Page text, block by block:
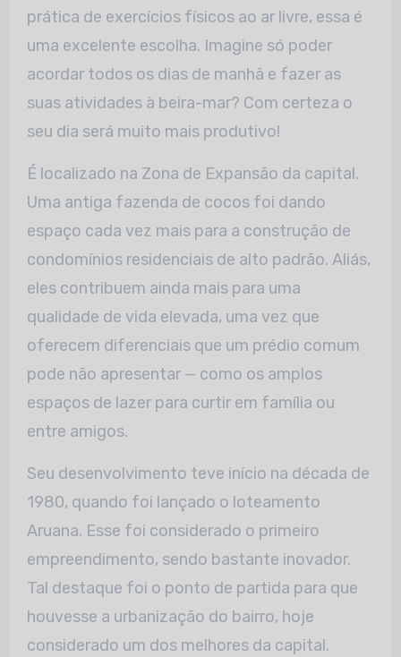
prática de exercícios físicos ao ar livre, essa é
uma excelente escolha. Imagine só poder
acordar todos os dias de manhã e fazer as
suas atividades à beira-mar? Com certeza o
seu dia será muito mais produtivo!
É localizado na Zona de Expansão da capital.
Uma antiga fazenda de cocos foi dando
espaço cada vez mais para a construção de
condomínios residenciais de alto padrão. Aliás,
eles contribuem ainda mais para uma
qualidade de vida elevada, uma vez que
oferecem diferenciais que um prédio comum
pode não apresentar — como os amplos
espaços de lazer para curtir em família ou
entre amigos.
Seu desenvolvimento teve início na década de
1980, quando foi lançado o loteamento
Aruana. Esse foi considerado o primeiro
empreendimento, sendo bastante inovador.
Tal destaque foi o ponto de partida para que
houvesse a urbanização do bairro, hoje
considerado um dos melhores da capital.